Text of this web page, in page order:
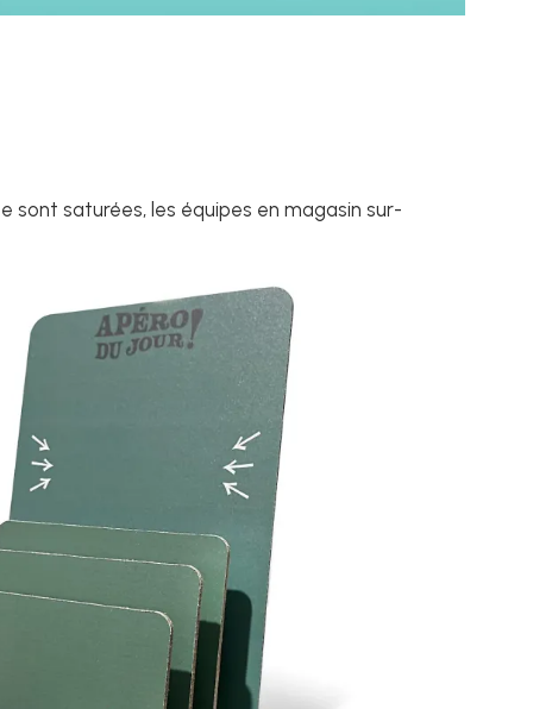
sont saturées, les équipes en magasin sur-